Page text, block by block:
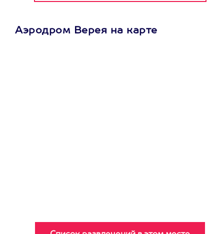
Аэродром Верея на карте